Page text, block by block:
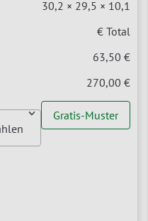
30,2 × 29,5 × 10,1
€ Total
63,50 €
270,00 €
Gratis-Muster